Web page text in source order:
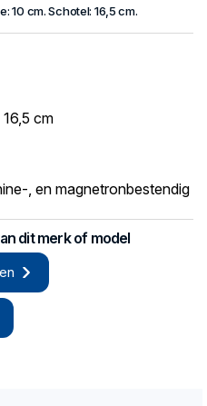
10 cm. Schotel: 16,5 cm.
cm
, en magnetronbestendig
dit merk of model